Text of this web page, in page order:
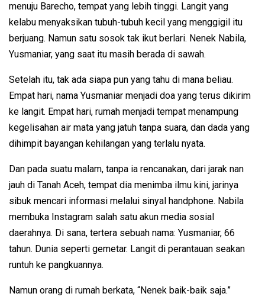
menuju Barecho, tempat yang lebih tinggi. Langit yang
kelabu menyaksikan tubuh-tubuh kecil yang menggigil itu
berjuang. Namun satu sosok tak ikut berlari. Nenek Nabila,
Yusmaniar, yang saat itu masih berada di sawah.
Setelah itu, tak ada siapa pun yang tahu di mana beliau.
Empat hari, nama Yusmaniar menjadi doa yang terus dikirim
ke langit. Empat hari, rumah menjadi tempat menampung
kegelisahan air mata yang jatuh tanpa suara, dan dada yang
dihimpit bayangan kehilangan yang terlalu nyata.
Dan pada suatu malam, tanpa ia rencanakan, dari jarak nan
jauh di Tanah Aceh, tempat dia menimba ilmu kini, jarinya
sibuk mencari informasi melalui sinyal handphone. Nabila
membuka Instagram salah satu akun media sosial
daerahnya. Di sana, tertera sebuah nama: Yusmaniar, 66
tahun. Dunia seperti gemetar. Langit di perantauan seakan
runtuh ke pangkuannya.
Namun orang di rumah berkata, “Nenek baik-baik saja.”